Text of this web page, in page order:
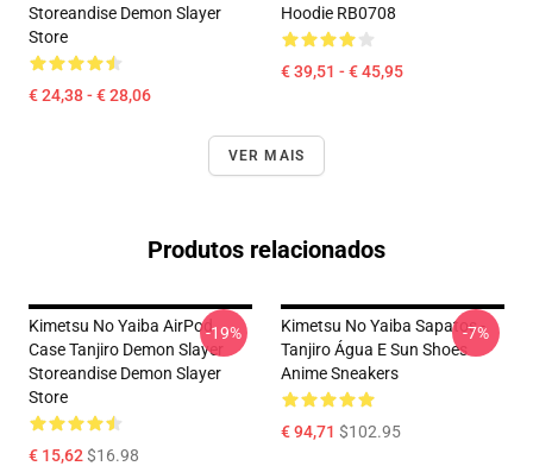
Storeandise Demon Slayer
Store
€ 24,38 - € 28,06
Hoodie RB0708
€ 39,51 - € 45,95
VER MAIS
Produtos relacionados
Kimetsu No Yaiba AirPod
Case Tanjiro Demon Slayer
Storeandise Demon Slayer
Store
€ 15,62$16.98
-19%
Kimetsu No Yaiba Sapatos -
Tanjiro Água E Sun Shoes
Anime Sneakers
€ 94,71 $102.95
-7%